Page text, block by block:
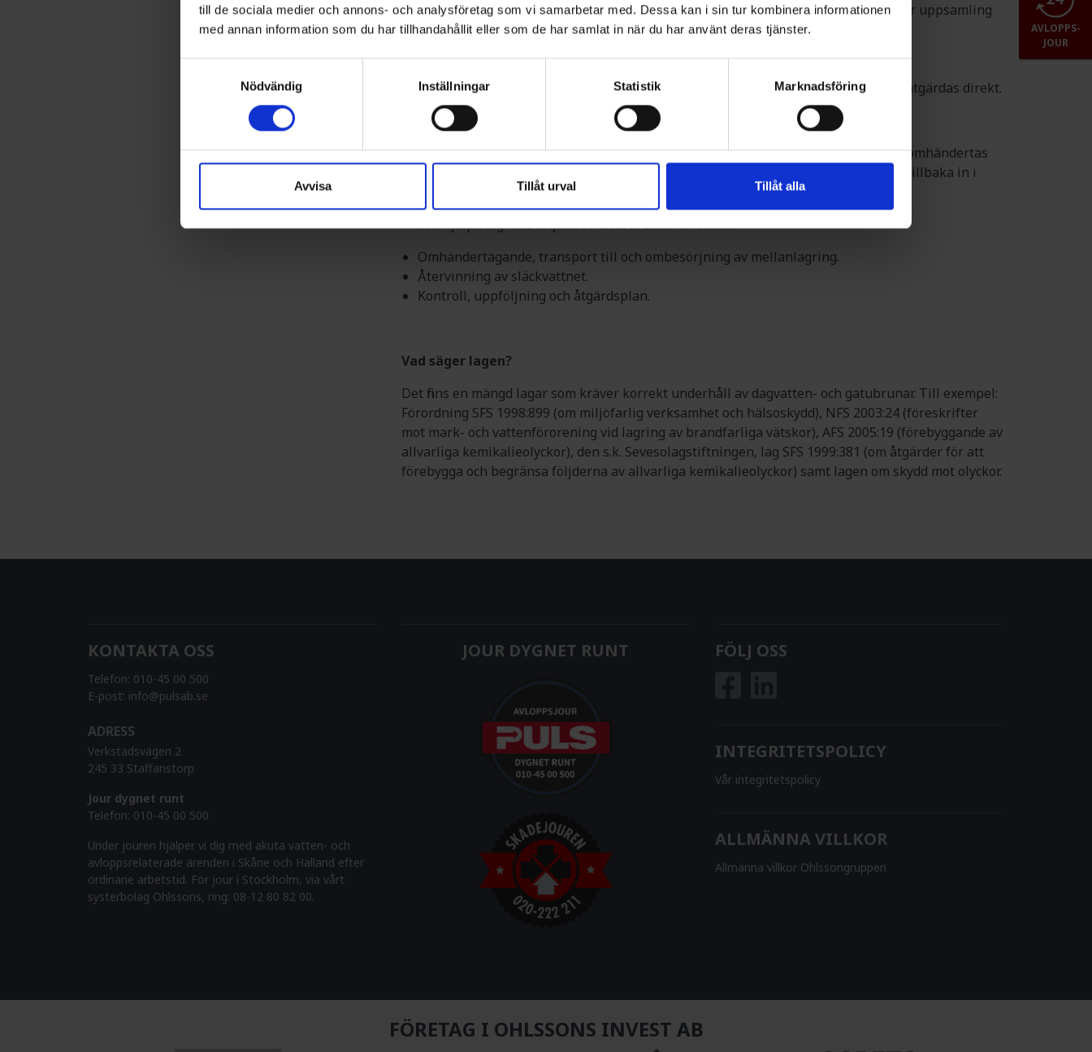
till de sociala medier och annons- och analysföretag som vi samarbetar med. Dessa kan i sin tur kombinera informationen
med annan information som du har tillhandahållit eller som de har samlat in när du har använt deras tjänster.
Nödvändig
Inställningar Statistik Marknadsföring
Avvisa Tillåt urval Tillåt alla
Jour dygnet runt. När olyckan är framme kan vi rycka ut med spillvattenlungor för uppsamling
och mellanlagring.
Bedömning av släckvattnets PH-värde och andra eventuella risker som behöver åtgärdas direkt.
EFTER
Efter olyckan kan vi vara behjälpliga med att se till att det förorenade släckvattnet omhändertas
korrekt och transporteras till mellanlagring, för att sedan gå vidare till deponi och tillbaka in i
vattnets cirkulära kretslopp.
Vi kan hjälpa dig med följande insatser efter en brand:
Omhändertagande, transport till och ombesörjning av mellanlagring.
Återvinning av släckvattnet.
Kontroll, uppföljning och åtgärdsplan.
Vad säger lagen?
Det finns en mängd lagar som kräver korrekt underhåll av dagvatten- och gatubrunar. Till exempel:
Förordning SFS 1998:899 (om miljöfarlig verksamhet och hälsoskydd), NFS 2003:24 (föreskrifter
mot mark- och vattenförorening vid lagring av brandfarliga vätskor), AFS 2005:19 (förebyggande av
allvarliga kemikalieolyckor), den s.k. Sevesolagstiftningen, lag SFS 1999:381 (om åtgärder för att
förebygga och begränsa följderna av allvarliga kemikalieolyckor) samt lagen om skydd mot olyckor.
AVLOPPS-
JOUR
KONTAKTA OSS
Telefon: 010-45 00 500
E-post: info@pulsab.se
ADRESS
Verkstadsvägen 2
245 33 Staffanstorp
Jour dygnet runt
Telefon: 010-45 00 500
Under jouren hjälper vi dig med akuta vatten- och
avloppsrelaterade ärenden i Skåne och Halland efter
ordinarie arbetstid. För jour i Stockholm, via vårt
systerbolag Ohlssons, ring: 08-12 80 82 00.
JOUR DYGNET RUNT FÖLJ OSS
INTEGRITETSPOLICY
Vår integritetspolicy
ALLMÄNNA VILLKOR
Allmänna villkor Ohlssongruppen
FÖRETAG I OHLSSONS INVEST AB